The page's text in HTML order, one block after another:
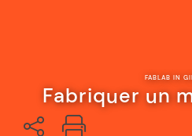
FABLAB IN
Fabriquer un